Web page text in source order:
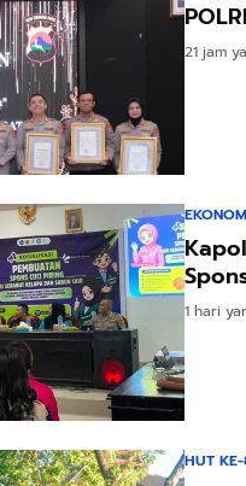
21 jam
1 hari
HUT KE-